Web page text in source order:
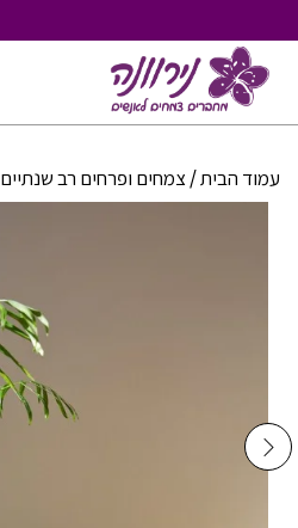
Content
עמוד הבית/ צמחים ופרחים רב שנתיים